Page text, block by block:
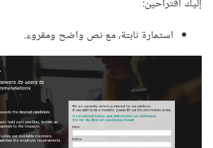
إليك اقتراحين:
استمارة ثابتة، مع نص واضح ومقروء.